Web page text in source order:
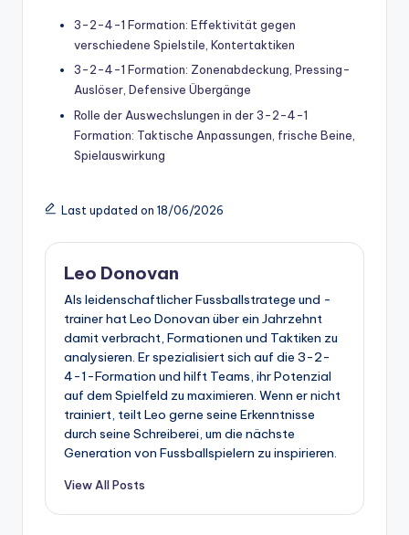
3-2-4-1 Formation: Effektivität gegen
verschiedene Spielstile, Kontertaktiken
3-2-4-1 Formation: Zonenabdeckung, Pressing-
Auslöser, Defensive Übergänge
Rolle der Auswechslungen in der 3-2-4-1
Formation: Taktische Anpassungen, frische Beine,
Spielauswirkung
Last updated on 18/06/2026
Leo Donovan
Als leidenschaftlicher Fussballstratege und -
trainer hat Leo Donovan über ein Jahrzehnt
damit verbracht, Formationen und Taktiken zu
analysieren. Er spezialisiert sich auf die 3-2-
4-1-Formation und hilft Teams, ihr Potenzial
auf dem Spielfeld zu maximieren. Wenn er nicht
trainiert, teilt Leo gerne seine Erkenntnisse
durch seine Schreiberei, um die nächste
Generation von Fussballspielern zu inspirieren.
View All Posts